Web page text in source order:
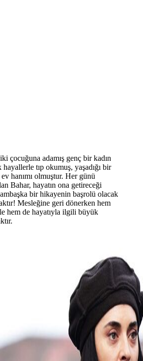
çocuğuna adamış genç bir kadın
tıp okumuş, yaşadığı bir
ev hanımı olmuştur. Her günü
Bahar, hayatın ona getireceği
bir hikayenin başrolü olacak
Mesleğine geri dönerken hem
hem de hayatıyla ilgili büyük